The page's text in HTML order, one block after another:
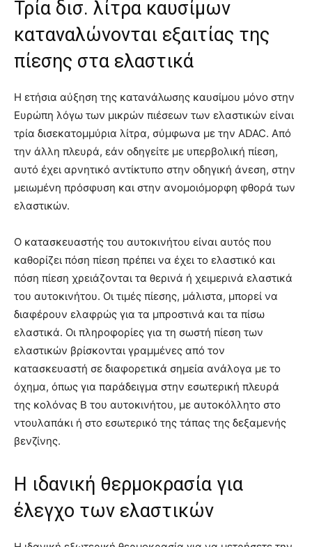
Τρία δισ. λίτρα καυσίμων
καταναλώνονται εξαιτίας της
πίεσης στα ελαστικά
Η ετήσια αύξηση της κατανάλωσης καυσίμου μόνο στην
Ευρώπη λόγω των μικρών πιέσεων των ελαστικών είναι
τρία δισεκατομμύρια λίτρα, σύμφωνα με την ADAC. Από
την άλλη πλευρά, εάν οδηγείτε με υπερβολική πίεση,
αυτό έχει αρνητικό αντίκτυπο στην οδηγική άνεση, στην
μειωμένη πρόσφυση και στην ανομοιόμορφη φθορά των
ελαστικών.
Ο κατασκευαστής του αυτοκινήτου είναι αυτός που
καθορίζει πόση πίεση πρέπει να έχει το ελαστικό και
πόση πίεση χρειάζονται τα θερινά ή χειμερινά ελαστικά
του αυτοκινήτου. Οι τιμές πίεσης, μάλιστα, μπορεί να
διαφέρουν ελαφρώς για τα μπροστινά και τα πίσω
ελαστικά. Οι πληροφορίες για τη σωστή πίεση των
ελαστικών βρίσκονται γραμμένες από τον
κατασκευαστή σε διαφορετικά σημεία ανάλογα με το
όχημα, όπως για παράδειγμα στην εσωτερική πλευρά
της κολόνας Β του αυτοκινήτου, με αυτοκόλλητο στο
ντουλαπάκι ή στο εσωτερικό της τάπας της δεξαμενής
βενζίνης.
Η ιδανική θερμοκρασία για
έλεγχο των ελαστικών